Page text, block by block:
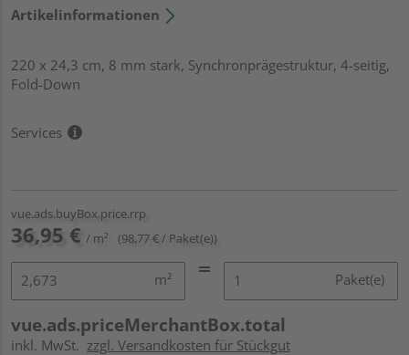
Artikelinformationen
220 x 24,3 cm, 8 mm stark, Synchronprägestruktur, 4-seitig,
Fold-Down
Services
vue.ads.buyBox.price.rrp
36,95 € / m² (98,77 € / Paket(e))
m² Paket(e)
vue.ads.priceMerchantBox.total
inkl. MwSt. zzgl. Versandkosten für Stückgut